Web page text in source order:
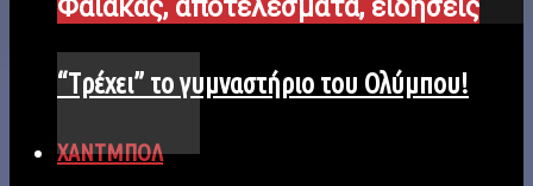
“Tρέχει” το γυμναστήριο του Ολύμπου!
ΧΑΝΤΜΠΟΛ
Φαίακας, αποτελέσματα, ειδήσεις